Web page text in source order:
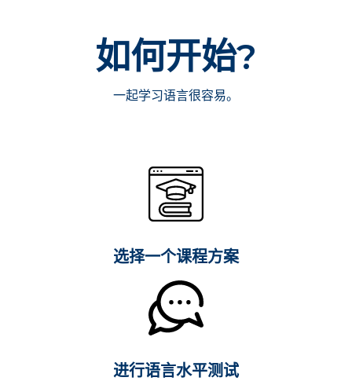
如何开始?
一起学习语言很容易。
选择一个课程方案
进行语言水平测试